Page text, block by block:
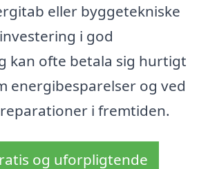
eller byggetekniske
i god
kan ofte betala sig hurtigt
energibesparelser og ved
i fremtiden.
og uforpligtende